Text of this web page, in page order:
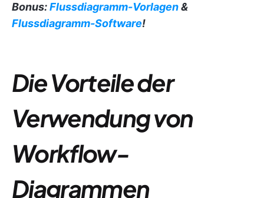
Bonus:Flussdiagramm-Vorlagen&
Flussdiagramm-Software!
Die Vorteile der
Verwendung von
Workflow-
Diagrammen